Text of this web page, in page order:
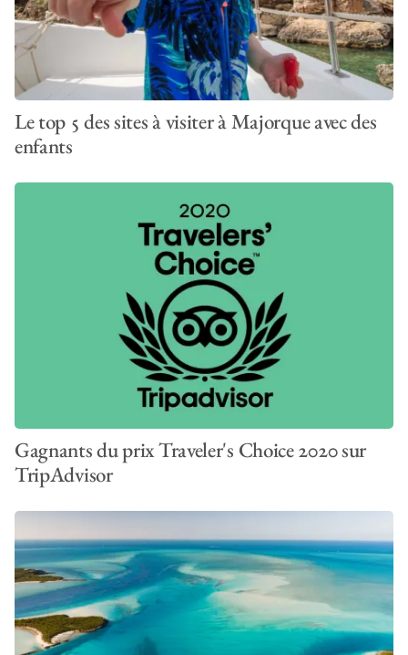
Le top 5 des sites à visiter à Majorque avec des
enfants
Gagnants du prix Traveler's Choice 2020 sur
TripAdvisor